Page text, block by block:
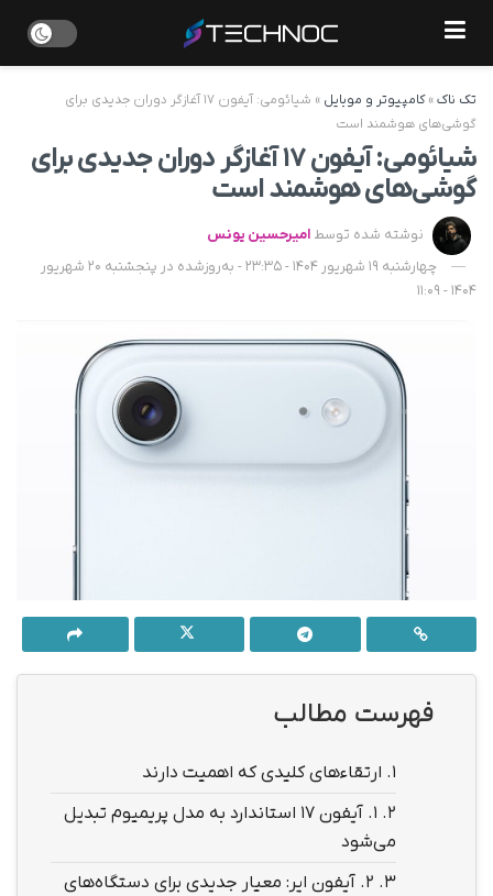
تک ناک»کامپیوتر و موبایل »
شیائومی: آیفون ۱۷ آغازگر دوران جدیدی برای
گوشی‌های هوشمند است
شیائومی: آیفون ۱۷ آغازگر دوران جدیدی برای
گوشی‌های هوشمند است
نوشته شده توسط امیرحسین یونس
چهارشنبه 19 شهریور 1404 - 23:35 - به‌روزشده در پنجشنبه 20 شهریور
1404 - 11:09
فهرست مطالب
1. ارتقاءهای کلیدی که اهمیت دارند
2.
۱. آیفون ۱۷ استاندارد به مدل پریمیوم تبدیل
می‌شود
3.
۲. آیفون ایر: معیار جدیدی برای دستگاه‌های